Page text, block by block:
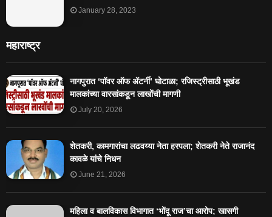
January 28, 2023
महाराष्ट्र
नागपुरात ‘पॉवर ऑफ ॲटर्नी’ घोटाळा; रजिस्ट्रीसाठी भूखंड
मालकांच्या वारसांकडून लाखोंची मागणी
July 20, 2026
शेतकरी, कामगारांचा लढवय्या नेता हरपला; शेतकरी नेते राजानंद
कावळे यांचे निधन
June 21, 2026
महिला व बालविकास विभागात ‘भोंदू राज’चा आरोप; खासगी